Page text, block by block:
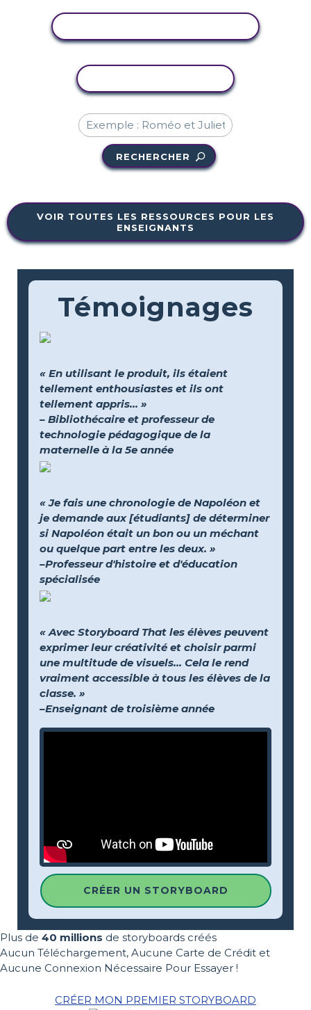
RECHERCHER
VOIR TOUTES LES RESSOURCES POUR LES
ENSEIGNANTS
Témoignages
« En utilisant le produit, ils étaient
tellement enthousiastes et ils ont
tellement appris... »
– Bibliothécaire et professeur de
technologie pédagogique de la
maternelle à la 5e année
« Je fais une chronologie de Napoléon et
je demande aux [étudiants] de déterminer
si Napoléon était un bon ou un méchant
ou quelque part entre les deux. »
–Professeur d'histoire et d'éducation
spécialisée
« Avec Storyboard That les élèves peuvent
exprimer leur créativité et choisir parmi
une multitude de visuels… Cela le rend
vraiment accessible à tous les élèves de la
classe. »
–Enseignant de troisième année
CRÉER UN STORYBOARD
Plus de 40 millions de storyboards créés
Aucun Téléchargement, Aucune Carte de Crédit et
Aucune Connexion Nécessaire Pour Essayer !
CRÉER MON PREMIER STORYBOARD